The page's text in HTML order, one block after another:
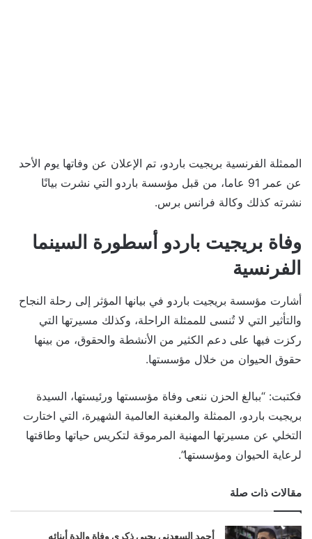
الممثلة الفرنسية بريجيت باردو، تم الإعلان عن وفاتها يوم الأحد
عن عمر 91 عاما، من قبل مؤسسة باردو التي نشرت بيانًا
نشرته كذلك وكالة فرانس برس.
وفاة بريجيت باردو أسطورة السينما
الفرنسية
أشارت مؤسسة بريجيت باردو في بيانها المؤثر إلى رحلة النجاح
والتأثير التي لا تُنسى للممثلة الراحلة، وكذلك مسيرتها التي
ركزت فيها على دعم الكثير من الأنشطة والحقوق، من بينها
حقوق الحيوان من خلال مؤسستها.
فكتبت: “ببالغ الحزن ننعى وفاة مؤسستها ورئيستها، السيدة
بريجيت باردو، الممثلة والمغنية العالمية الشهيرة، التي اختارت
التخلي عن مسيرتها المهنية المرموقة لتكريس حياتها وطاقتها
لرعاية الحيوان ومؤسستها”.
مقالات ذات صلة
أحمد السعدني يحيي ذكرى وفاة والدة أبنائه